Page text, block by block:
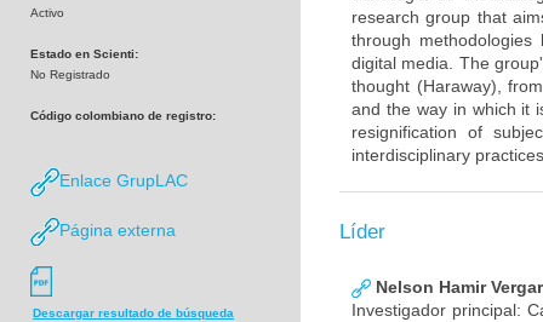
Activo
Estado en Scienti:
No Registrado
Código colombiano de registro:
Enlace GrupLAC
Página externa
Descargar resultado de búsqueda
research group that
through
digital media. The
thought (Haraway),
and the way in which it
resignification of
interdisciplinary
Líder
Nelson Hamir
Investigador principal: